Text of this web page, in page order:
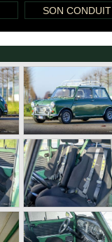
SON CONDUIT